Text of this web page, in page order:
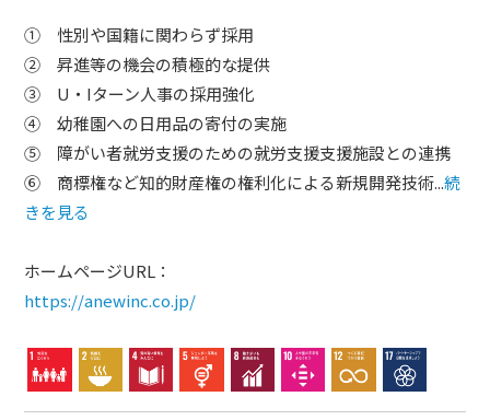
① 性別や国籍に関わらず採用
② 昇進等の機会の積極的な提供
③ U・Iターン人事の採用強化
④ 幼稚園への日用品の寄付の実施
⑤ 障がい者就労支援のための就労支援支援施設との連携
⑥ 商標権など知的財産権の権利化による新規開発技術...続
きを見る
ホームページURL：
https://anewinc.co.jp/